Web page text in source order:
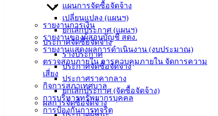
แผนการจัดซื้อจัดจ้าง
เปลี่ยนแปลง (แผนฯ)
ยกเลิกประกาศ (แผนฯ)
ประกาศจัดซื้อจัดจ้าง
ร่างประกาศ
ประกาศจัดซื้อจัดจ้าง
ประกาศราคากลาง
ยกเลิกประกาศ (จัดซื้อจัดจ้าง)
ผลการจัดซื้อจัดจ้าง
รายงานการเงิน
รายงานของผู้สอบบัญชี สตง.
รายงานแสดงผลการดำเนินงาน (งบประมาณ)
ตรวจสอบภายใน การควบคุมภายใน จัดการความ
เสี่ยง
กิจการสภาเทศบาล
การบริหารทรัพยากรบุคคล
การป้องกันการทุจริต
เทศบาล
หัวหน้า
ราชการ
เทศบาล
สงวนลิขสิทธิ์ © 2563 เทศบาลเมืองอ่างศิลา จังหวัดชลบุรี |